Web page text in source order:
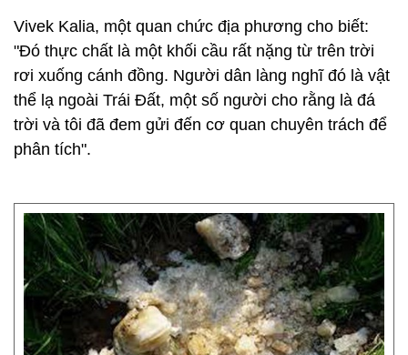
Vivek Kalia, một quan chức địa phương cho biết:
"Đó thực chất là một khối cầu rất nặng từ trên trời
rơi xuống cánh đồng. Người dân làng nghĩ đó là vật
thể lạ ngoài Trái Đất, một số người cho rằng là đá
trời và tôi đã đem gửi đến cơ quan chuyên trách để
phân tích".